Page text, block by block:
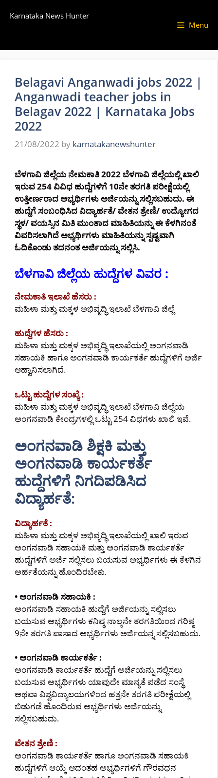
Karnataka News Hunter
Menu
Belagavi Anganwadi jobs 2022 |
Anganwadi teacher jobs in
Belagav 2022 | Karnataka Jobs
2022
21/08/2022 by karnatakanewshunter
ಬೆಳಗಾವಿ ಜಿಲ್ಲೆಯ ನೇಮಕಾತಿ 2022 ಬೆಳಗಾವಿ ಜಿಲ್ಲೆಯಲ್ಲಿ ಖಾಲಿ
ಇರುವ 254 ವಿವಿಧ ಹುದ್ದೆಗಳಿಗೆ 10ನೇ ತರಗತಿ ಪರೀಕ್ಷೆಯಲ್ಲಿ
ಉತ್ತೀರ್ಣರಾದ ಅಭ್ಯರ್ಥಿಗಳು ಅರ್ಜಿಯನ್ನು ಸಲ್ಲಿಸಬಹುದು. ಈ
ಹುದ್ದೆಗೆ ಸಂಬಂಧಿಸಿದ ವಿದ್ಯಾರ್ಹತೆ/ ವೇತನ ಶ್ರೇಣಿ/ ಉದ್ಯೋಗದ
ಸ್ಥಳ/ ವಯಸ್ಸಿನ ಮಿತಿ ಮುಂತಾದ ಮಾಹಿತಿಯನ್ನು ಈ ಕೆಳಗಿನಂತೆ
ವಿವರಿಸಲಾಗಿದೆ ಅಭ್ಯರ್ಥಿಗಳು ಮಾಹಿತಿಯನ್ನು ಸ್ಪಷ್ಟವಾಗಿ
ಓದಿಕೊಂಡು ತದನಂತ ಅರ್ಜಿಯನ್ನು ಸಲ್ಲಿಸಿ.
ಬೆಳಗಾವಿ ಜಿಲ್ಲೆಯ ಹುದ್ದೆಗಳ ವಿವರ :
ನೇಮಕಾತಿ ಇಲಾಖೆ ಹೆಸರು :
ಮಹಿಳಾ ಮತ್ತು ಮಕ್ಕಳ ಅಭಿವೃದ್ಧಿ ಇಲಾಖೆ ಬೆಳಗಾವಿ ಜಿಲ್ಲೆ
ಹುದ್ದೆಗಳ ಹೆಸರು :
ಮಹಿಳಾ ಮತ್ತು ಮಕ್ಕಳ ಅಭಿವೃದ್ಧಿ ಇಲಾಖೆಯಲ್ಲಿ ಅಂಗನವಾಡಿ
ಸಹಾಯಕಿ ಹಾಗೂ ಅಂಗನವಾಡಿ ಕಾರ್ಯಕರ್ತೆ ಹುದ್ದೆಗಳಿಗೆ ಅರ್ಜಿ
ಆಹ್ವಾನಿಸಲಾಗಿದೆ.
ಒಟ್ಟು ಹುದ್ದೆಗಳ ಸಂಖ್ಯೆ :
ಮಹಿಳಾ ಮತ್ತು ಮಕ್ಕಳ ಅಭಿವೃದ್ಧಿ ಇಲಾಖೆ ಬೆಳಗಾವಿ ಜಿಲ್ಲೆಯ
ಅಂಗನವಾಡಿ ಕೇಂದ್ರಗಳಲ್ಲಿ ಒಟ್ಟು 254 ವಿಧಗಳು ಖಾಲಿ ಇವೆ.
ಅಂಗನವಾಡಿ ಶಿಕ್ಷಕಿ ಮತ್ತು
ಅಂಗನವಾಡಿ ಕಾರ್ಯಕರ್ತೆ
ಹುದ್ದೆಗಳಿಗೆ ನಿಗದಿಪಡಿಸಿದ
ವಿದ್ಯಾರ್ಹತೆ:
ವಿದ್ಯಾರ್ಹತೆ :
ಮಹಿಳಾ ಮತ್ತು ಮಕ್ಕಳ ಅಭಿವೃದ್ಧಿ ಇಲಾಖೆಯಲ್ಲಿ ಖಾಲಿ ಇರುವ
ಅಂಗನವಾಡಿ ಸಹಾಯಕಿ ಮತ್ತು ಅಂಗನವಾಡಿ ಕಾರ್ಯಕರ್ತೆ
ಹುದ್ದೆಗಳಿಗೆ ಅರ್ಜಿ ಸಲ್ಲಿಸಲು ಬಯಸುವ ಅಭ್ಯರ್ಥಿಗಳು ಈ ಕೆಳಗಿನ
ಅರ್ಹತೆಯನ್ನು ಹೊಂದಿರಬೇಕು.
• ಅಂಗನವಾಡಿ ಸಹಾಯಕಿ :
ಅಂಗನವಾಡಿ ಸಹಾಯಕಿ ಹುದ್ದೆಗೆ ಅರ್ಜಿಯನ್ನು ಸಲ್ಲಿಸಲು
ಬಯಸುವ ಅಭ್ಯರ್ಥಿಗಳು ಕನಿಷ್ಠ ನಾಲ್ಕನೇ ತರಗತಿಯಿಂದ ಗರಿಷ್ಠ
9ನೇ ತರಗತಿ ಪಾಸಾದ ಅಭ್ಯರ್ಥಿಗಳು ಅರ್ಜಿಯನ್ನ ಸಲ್ಲಿಸಬಹುದು.
• ಅಂಗನವಾಡಿ ಕಾರ್ಯಕರ್ತೆ :
ಅಂಗನವಾಡಿ ಕಾರ್ಯಕರ್ತೆ ಹುದ್ದೆಗೆ ಅರ್ಜಿಯನ್ನು ಸಲ್ಲಿಸಲು
ಬಯಸುವ ಅಭ್ಯರ್ಥಿಗಳು ಯಾವುದೇ ಮಾನ್ಯತೆ ಪಡೆದ ಸಂಸ್ಥೆ
ಅಥವಾ ವಿಶ್ವವಿದ್ಯಾಲಯಗಳಿಂದ ಹತ್ತನೇ ತರಗತಿ ಪರೀಕ್ಷೆಯಲ್ಲಿ
ಬಿಡುಗಡೆ ಹೊಂದಿರುವ ಅಭ್ಯರ್ಥಿಗಳು ಅರ್ಜಿಯನ್ನು
ಸಲ್ಲಿಸಬಹುದು.
ವೇತನ ಶ್ರೇಣಿ :
ಅಂಗನವಾಡಿ ಕಾರ್ಯಕರ್ತೆ ಹಾಗೂ ಅಂಗನವಾಡಿ ಸಹಾಯಕಿ
ಹುದ್ದೆಗಳಿಗೆ ಆಯ್ಕೆ ಆದಂತಹ ಅಭ್ಯರ್ಥಿಗಳಿಗೆ ಗೌರವಧನ